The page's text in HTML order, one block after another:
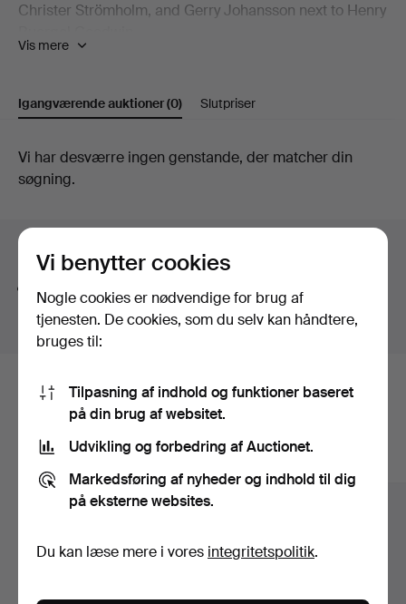
Christer Strömholm, and Gerry Johansson next to Henry
Two works by Esko Männikkö from his 1990s period are
nude studies.
Welcome to Crafoord Auktioner Lund!
Vis mere
Igangværende auktioner(0) Slutpriser
Igangværende
auktioner
Vi har desværre ingen genstande, der matcher din
søgning.
Vi søger automatisk på dele af ord. Søger du efter
bånd, finder vi ogsåarmbåndsur.
Her er genstande fra vores arkiv, der
matcher din søgning
Vi benytter cookies
Nogle cookies er nødvendige for brug af
tjenesten. De cookies, som du selv kan håndtere,
bruges til:
Tilpasning af indhold og funktioner baseret
på din brug af websitet.
Udvikling og forbedring af Auctionet.
Markedsføring af nyheder og indhold til dig
på eksterne websites.
Du kan læse mere i vores integritetspolitik.